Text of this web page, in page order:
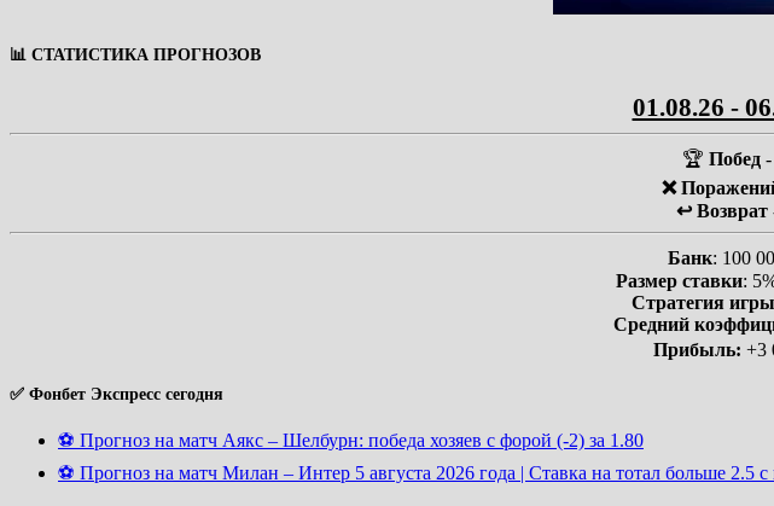
📊 СТАТИСТИКА ПРОГНОЗОВ
01.08.26 -
🏆 Побед
❌
↩️ Возврат
Банк: 100
Размер ставки:
Стратегия игры
Средний
Прибыль: +3
✅ Фонбет Экспресс сегодня
⚽ Прогноз на матч Аякс – Шелбурн: победа хозяев с форой (-2) за 1.80
⚽ Прогноз на матч Милан – Интер 5 августа 2026 года | Ставка на тотал больше 2.5